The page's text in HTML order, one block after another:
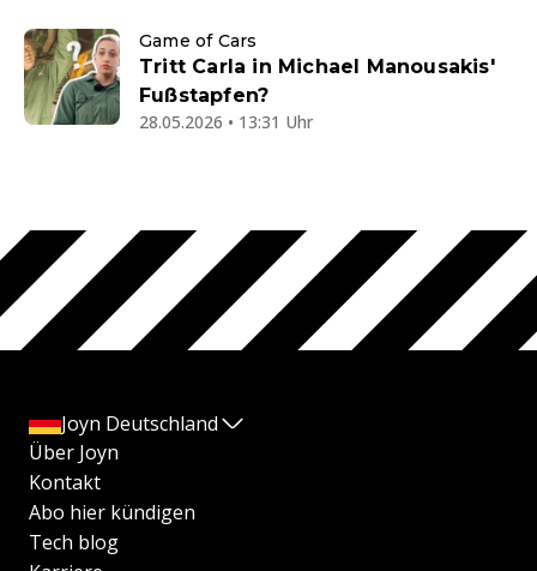
Game of Cars
Tritt Carla in Michael Manousakis'
Fußstapfen?
28.05.2026 • 13:31 Uhr
Joyn Deutschland
Über Joyn
Kontakt
Abo hier kündigen
Tech blog